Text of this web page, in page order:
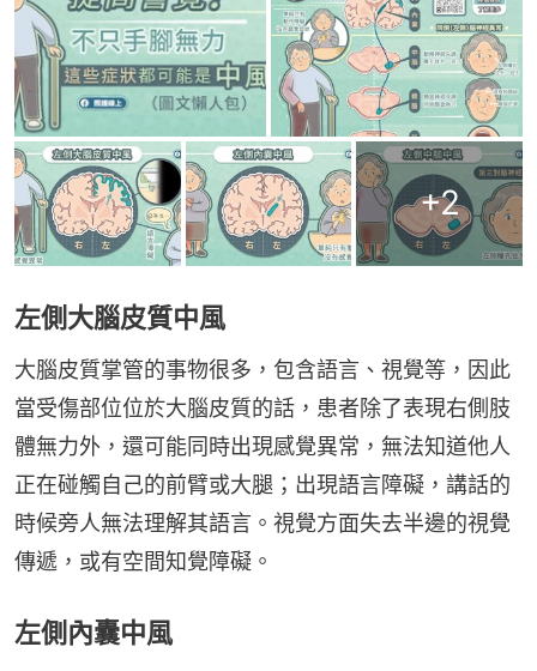
+2
左側大腦皮質中風
大腦皮質掌管的事物很多，包含語言、視覺等，因此
當受傷部位位於大腦皮質的話，患者除了表現右側肢
體無力外，還可能同時出現感覺異常，無法知道他人
正在碰觸自己的前臂或大腿；出現語言障礙，講話的
時候旁人無法理解其語言。視覺方面失去半邊的視覺
傳遞，或有空間知覺障礙。
左側內囊中風